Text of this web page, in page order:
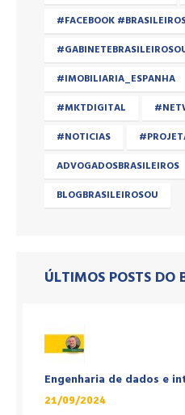
#FACEBOOK
#IMOBILIARIA_ESPANHA
#MKTDIGITAL
#NOTICIAS
ADVOGADOSBRASILEIROS
BLOGBRASILEIROSOU
ÚLTIMOS POSTS DO
Engenharia de dados e
21/09/2024